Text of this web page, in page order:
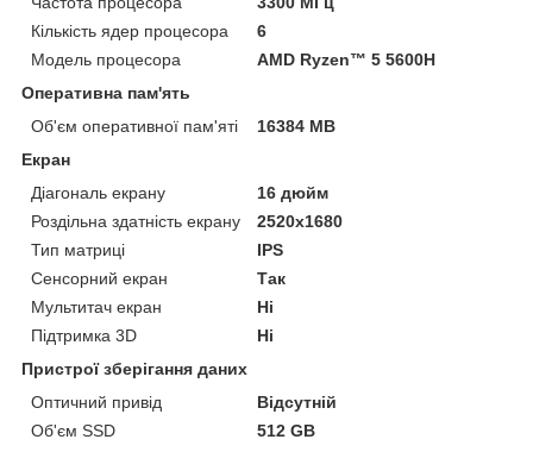
Кількість ядер процесора
6
Модель процесора
AMD Ryzen™ 5 5600H
Оперативна пам'ять
Об'єм оперативної пам'яті
16384 MB
Екран
Діагональ екрану
16 дюйм
Роздільна здатність екрану
2520x1680
Тип матриці
IPS
Сенсорний екран
Так
Мультитач екран
Ні
Підтримка 3D
Ні
Пристрої зберігання даних
Оптичний привід
Відсутній
Об'єм SSD
512 GB